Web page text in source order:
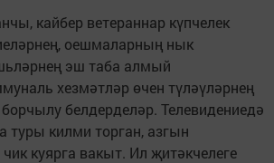
кайбер ветераннар күпчелек
оешмаларның нык
эш таба алмый
хезмәтләр өчен түләүләрнең
белдерделәр. Телевидениедә
туры килми торган, азгын
куярга вакыт. Ил җитәкчелеге